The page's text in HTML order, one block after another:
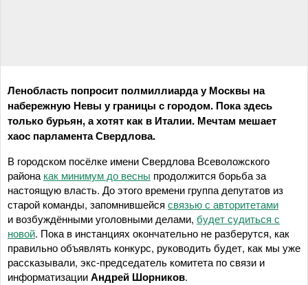
Ленобласть попросит полмиллиарда у Москвы на
набережную Невы у границы с городом. Пока здесь
только бурьян, а хотят как в Италии. Мечтам мешает
хаос парламента Свердлова.
В городском посёлке имени Свердлова Всеволожского
района как минимум до весны продолжится борьба за
настоящую власть. До этого времени группа депутатов из
старой команды, запомнившейся связью с авторитетами
и возбуждёнными уголовными делами, будет судиться с
новой. Пока в инстанциях окончательно не разберутся, как
правильно объявлять конкурс, руководить будет, как мы уже
рассказывали, экс-председатель комитета по связи и
информатизацииАндрей Шорников.